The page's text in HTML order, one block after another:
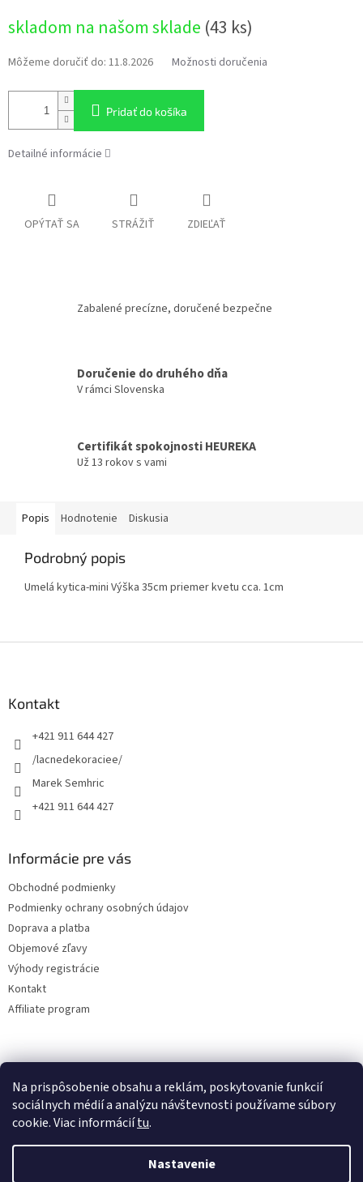
Na prispôsobenie obsahu a reklám, poskytovanie funkcií
sociálnych médií a analýzu návštevnosti používame súbory
cookie. Viac informáciítu.
Nastavenie
cena:
skladom na našom sklade (43 ks)
Môžeme doručiť do: 11.8.2026 Možnosti doručenia
Pridať do košíka
Detailné informácie
OPÝTAŤ SA STRÁŽIŤ ZDIEĽAŤ
Zabalené precízne, doručené bezpečne
Doručenie do druhého dňa
V rámci Slovenska
Certifikát spokojnosti HEUREKA
Už 13 rokov s vami
Popis Hodnotenie Diskusia
Podrobný popis
Umelá kytica-mini Výška 35cm priemer kvetu cca. 1cm
Kontakt
+421 911 644 427
/lacnedekoraciee/
Marek Semhric
+421 911 644 427
Informácie pre vás
Obchodné podmienky
Podmienky ochrany osobných údajov
Doprava a platba
Objemové zľavy
Výhody registrácie
Kontakt
Affiliate program